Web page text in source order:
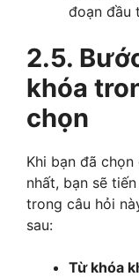
đoạn đầu
2.5.
khóa
chọn
Khi bạn đã
nhất, bạn sẽ
trong câu hỏi
sau:
Từ khóa